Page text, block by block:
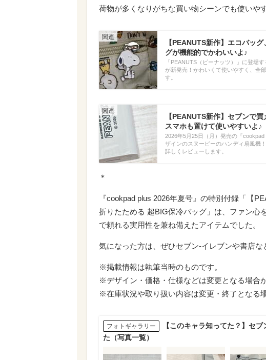
荷物が多くなりがちな買い物シーンでも使いや
【PEANUTS新作】エコバッ
グが機能的でかわいいよ♪
「PEANUTS（ピーナッツ）」に登場
が新発売！かわいくて使いやすく、全
す。
【PEANUTS新作】セブンで
スマホも置けて使いやすいよ♪
2026年5月25日（月）発売の『
ザインのスヌーピーのハンディ扇風機
詳しくレビューします。
＊
『cookpad plus 2026年夏号』の特別付録「【
折りたためる 超BIG保冷バッグ」は、ファン心
で頼れる実用性を兼ね備えたアイテムでした。
気になった方は、ぜひセブン-イレブンや書店な
※掲載情報は執筆当時のものです。
※デザイン・価格・仕様などは変更となる場合
※在庫状況や取り扱い内容は変更・終了となる
フォトギャラリー
【このキャラ知ってた？】セ
た（写真一覧）